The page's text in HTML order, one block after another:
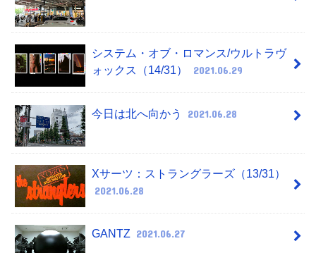
システム・オブ・ロマンス/ウルトラヴ
ォックス（14/31）
2021.06.29
今日は北へ向かう 2021.06.28
Xサーツ：ストラングラーズ（13/31）
2021.06.28
GANTZ 2021.06.27